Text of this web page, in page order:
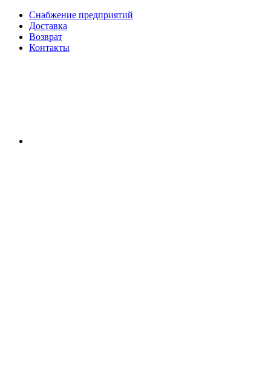
Снабжение предприятий
Доставка
Возврат
Контакты